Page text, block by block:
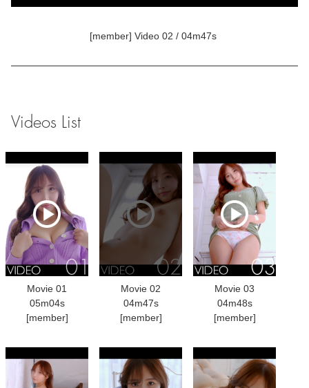
[member] Video 02 / 04m47s
Videos List
Movie 01
05m04s
[member]
Movie 02
04m47s
[member]
Movie 03
04m48s
[member]